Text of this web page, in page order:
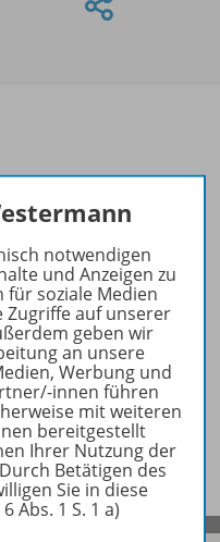
notwendigen
und Anzeigen zu
soziale Medien
Zugriffe auf unserer
geben wir
an unsere
Werbung und
innen führen
mit weiteren
bereitgestellt
Ihrer Nutzung der
Betätigen des
Sie in diese
Abs. 1 S. 1 a)